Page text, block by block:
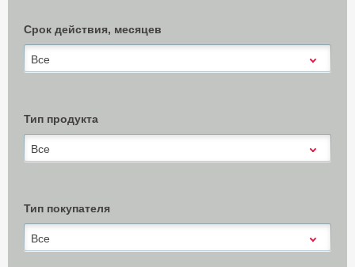
Срок действия, месяцев
Все
Тип продукта
Все
Тип покупателя
Все